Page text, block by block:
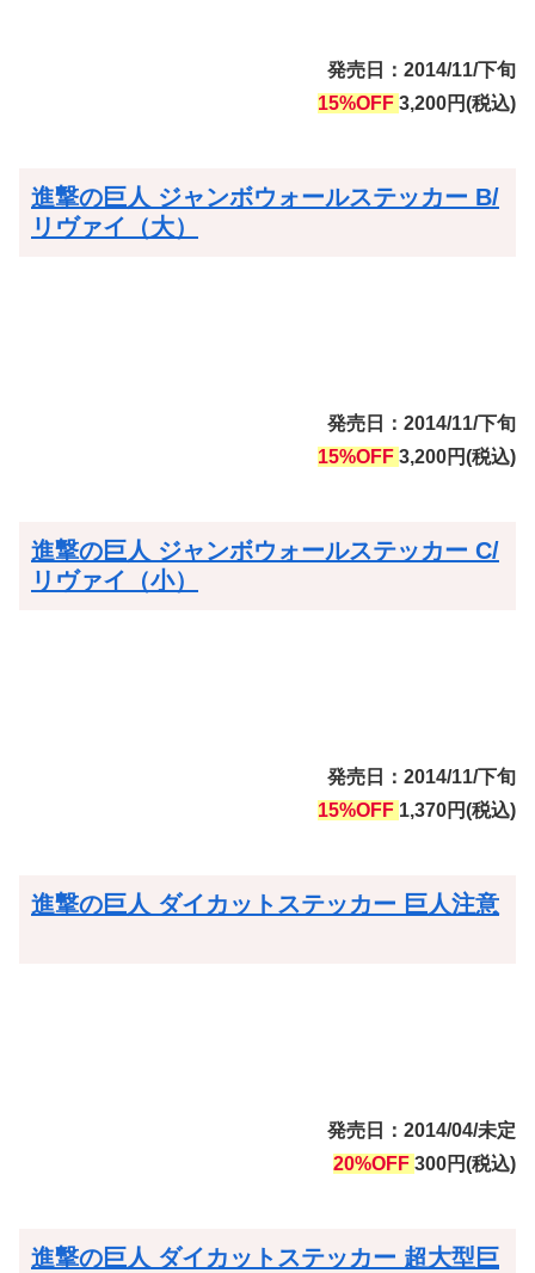
発売日：2014/11/下旬
15%OFF 3,200円(税込)
進撃の巨人 ジャンボウォールステッカー B/
リヴァイ（大）
発売日：2014/11/下旬
15%OFF 3,200円(税込)
進撃の巨人 ジャンボウォールステッカー C/
リヴァイ（小）
発売日：2014/11/下旬
15%OFF 1,370円(税込)
進撃の巨人 ダイカットステッカー 巨人注意
発売日：2014/04/未定
20%OFF 300円(税込)
進撃の巨人 ダイカットステッカー 超大型巨